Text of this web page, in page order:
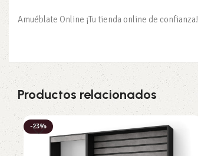
Amuéblate Online ¡Tu tienda online de confianza!
Productos relacionados
-23%